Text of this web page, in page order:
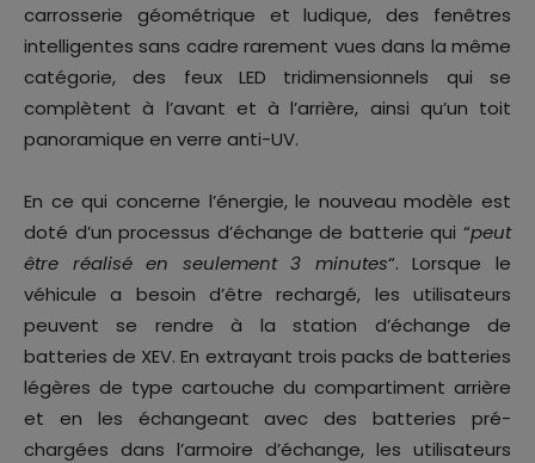
carrosserie géométrique et ludique, des fenêtres
intelligentes sans cadre rarement vues dans la même
catégorie, des feux LED tridimensionnels qui se
complètent à l’avant et à l’arrière, ainsi qu’un toit
panoramique en verre anti-UV.
En ce qui concerne l’énergie, le nouveau modèle est
doté d’un processus d’échange de batterie qui “peut
être réalisé en seulement 3 minutes“. Lorsque le
véhicule a besoin d’être rechargé, les utilisateurs
peuvent se rendre à la station d’échange de
batteries de XEV. En extrayant trois packs de batteries
légères de type cartouche du compartiment arrière
et en les échangeant avec des batteries pré-
chargées dans l’armoire d’échange, les utilisateurs